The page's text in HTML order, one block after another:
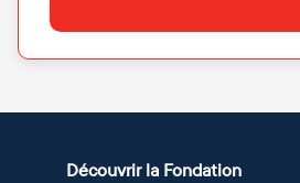
Découvrir la Fondation